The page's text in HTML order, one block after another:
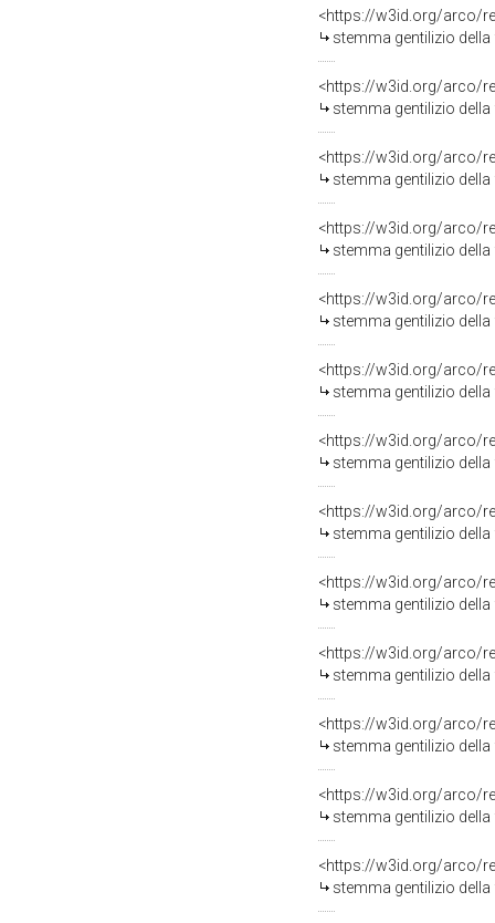
<https://w3id.org/arco/
stemma gentilizio
<https://w3id.org/arco/
stemma gentilizio
<https://w3id.org/arco/
stemma gentilizio
<https://w3id.org/arco/
stemma gentilizio
<https://w3id.org/arco/
stemma gentilizio
<https://w3id.org/arco/
stemma gentilizio
<https://w3id.org/arco/
stemma gentilizio
<https://w3id.org/arco/
stemma gentilizio
<https://w3id.org/arco/
stemma gentilizio
<https://w3id.org/arco/
stemma gentilizio
<https://w3id.org/arco/
stemma gentilizio
<https://w3id.org/arco/
stemma gentilizio
<https://w3id.org/arco/
stemma gentilizio